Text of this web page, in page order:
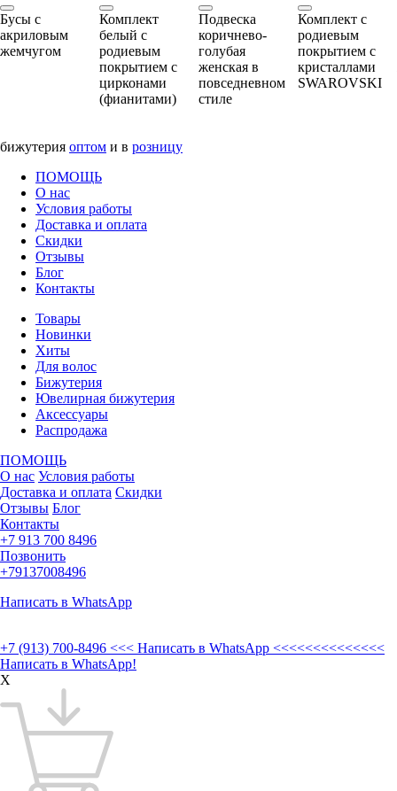
Бусы с
акриловым
жемчугом
Комплект
белый с
родиевым
покрытием с
цирконами
(фианитами)
Подвеска
коричнево-
голубая
женская в
повседневном
стиле
Комплект с
родиевым
покрытием с
кристаллами
SWAROVSKI
бижутерия оптом и в розницу
ПОМОЩЬ
О нас
Условия работы
Доставка и оплата
Скидки
Отзывы
Блог
Контакты
Товары
Новинки
Хиты
Для волос
Бижутерия
Ювелирная бижутерия
Аксессуары
Распродажа
ПОМОЩЬ
О нас Условия работы
Доставка и оплата Скидки
Отзывы Блог
Контакты
+7 913 700 8496
Позвонить
+79137008496
Написать в WhatsApp
+7 (913) 700-8496 <<< Написать в WhatsApp <<<<<<<<<<<<<<
Написать в WhatsApp!
X